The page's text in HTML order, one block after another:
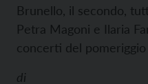
Brunello, il secondo,
Petra Magoni e Ilaria
concerti del
di